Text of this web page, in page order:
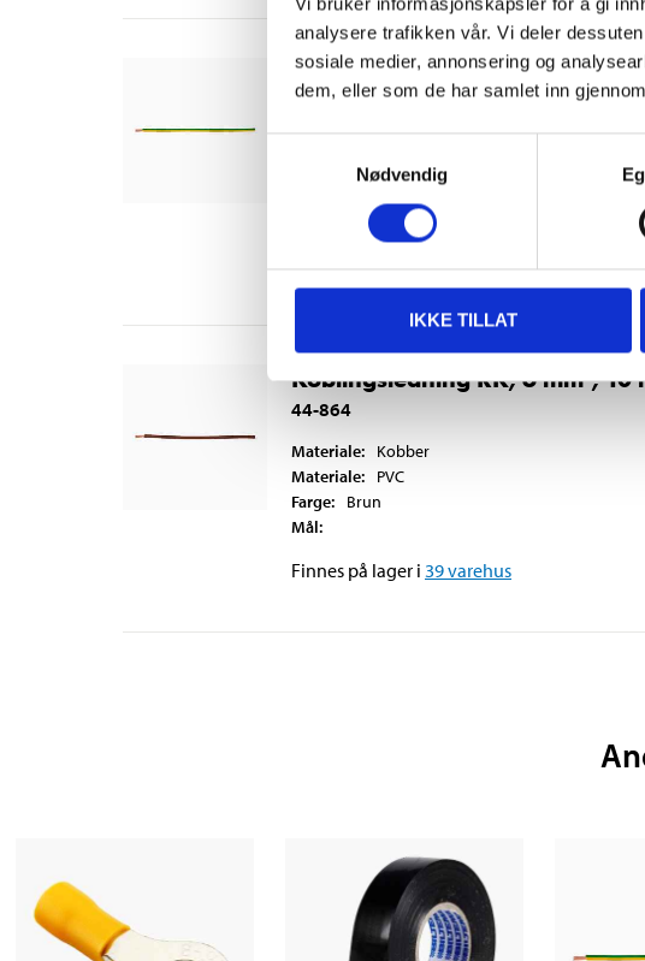
analysere trafikken vår. Vi deler
sosiale medier, annonsering og
dem, eller som de har samlet inn
Nødvendig
IKKE TILLAT
Koblingsledning RK, 6 mm²,
35-374
Materiale: PVC
Finnes på lager i28varehus
Koblingsledning RK, 6 mm², 10
44-864
Materiale:
Kobber
Materiale:
PVC
Farge:
Brun
Mål:
Finnes på lager i 39varehus